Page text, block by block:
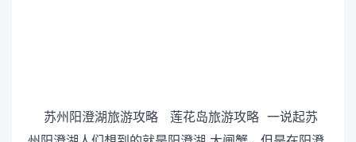
苏州阳澄湖旅游攻略 莲花岛旅游攻略 一说起苏